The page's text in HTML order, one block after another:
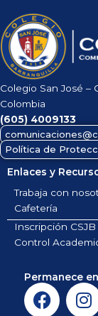
Colegio San José –
Colombia
(605) 4009133
Política de
Enlaces y
Trabaja con
Cafetería
Inscripción CSJB
Control
Permanece
F
a
I
n